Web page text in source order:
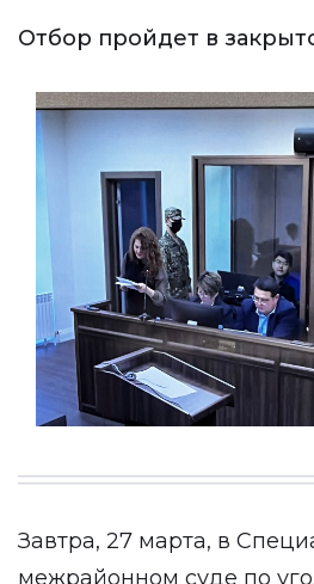
Отбор пройдет в
Завтра, 27 марта, в
межрайонном суде по